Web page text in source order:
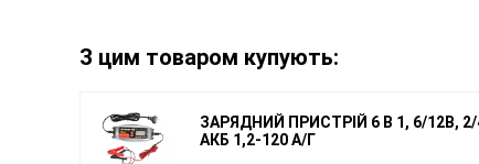
З цим товаром купують:
ЗАРЯДНИЙ ПРИСТРІЙ 6 В 1, 6/12В,
АКБ 1,2-120 А/Г